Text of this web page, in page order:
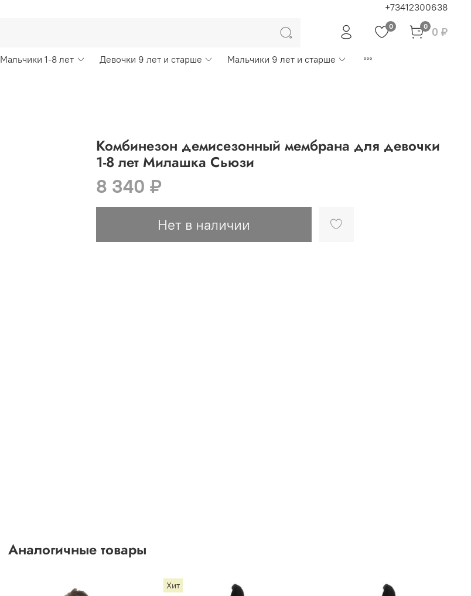
+73412300638
0 0 0 ₽
Мальчики 1-8 лет Девочки 9 лет и старше Мальчики 9 лет и старше
Комбинезон демисезонный мембрана для девочки
1-8 лет Милашка Сьюзи
8 340 ₽
Нет в наличии
Аналогичные товары
Хит